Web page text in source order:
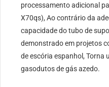
processamento adicional
X70qs), Ao contrário da
capacidade do tubo de
demonstrado em projetos
de escória espanhol, Torna
gasodutos de gás azedo.